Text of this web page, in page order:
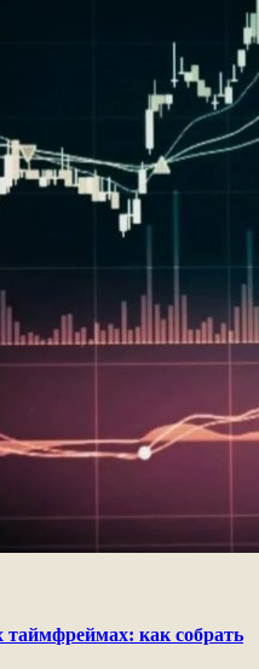
таймфреймах: как собрать